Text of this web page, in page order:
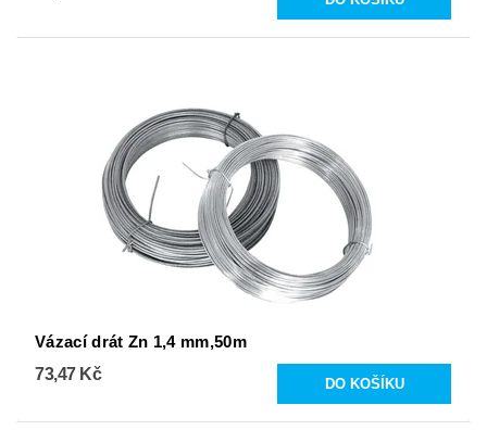
Vázací drát Zn 1,4 mm,50m
73,47 Kč